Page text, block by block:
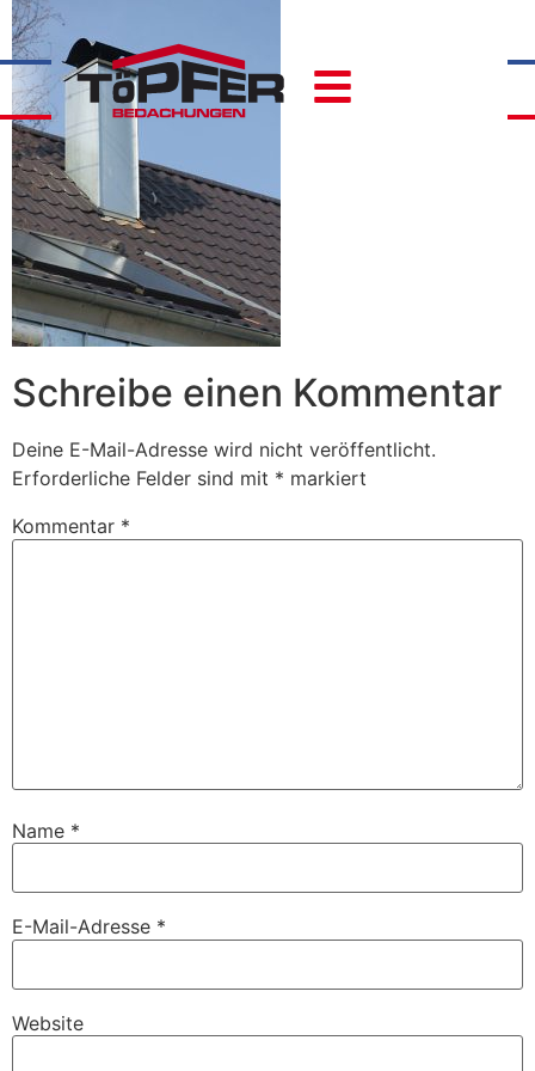
Schreibe einen Kommentar
Deine E-Mail-Adresse wird nicht veröffentlicht.
Erforderliche Felder sind mit * markiert
Kommentar *
Name *
E-Mail-Adresse *
Website